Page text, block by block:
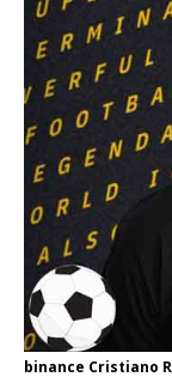
binance Cristiano